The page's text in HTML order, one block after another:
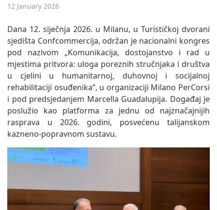
12 January 2026
Dana 12. siječnja 2026. u Milanu, u Turističkoj dvorani
sjedišta Confcommercija, održan je nacionalni kongres
pod nazivom „Komunikacija, dostojanstvo i rad u
mjestima pritvora: uloga poreznih stručnjaka i društva
u cjelini u humanitarnoj, duhovnoj i socijalnoj
rehabilitaciji osuđenika“, u organizaciji Milano PerCorsi
i pod predsjedanjem Marcella Guadalupija. Događaj je
poslužio kao platforma za jednu od najznačajnijih
rasprava u 2026. godini, posvećenu talijanskom
kazneno-popravnom sustavu.